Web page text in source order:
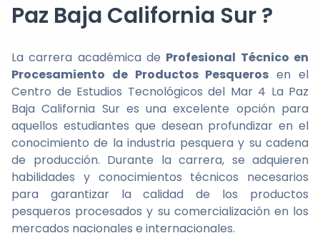
Paz Baja California Sur ?
La carrera académica de Profesional Técnico en
Procesamiento de Productos Pesqueros en el
Centro de Estudios Tecnológicos del Mar 4 La Paz
Baja California Sur es una excelente opción para
aquellos estudiantes que desean profundizar en el
conocimiento de la industria pesquera y su cadena
de producción. Durante la carrera, se adquieren
habilidades y conocimientos técnicos necesarios
para garantizar la calidad de los productos
pesqueros procesados y su comercialización en los
mercados nacionales e internacionales.